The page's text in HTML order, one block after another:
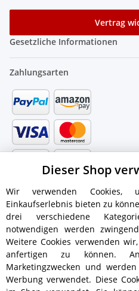
Vertrag
Gesetzliche Informationen
Zahlungsarten
Versandinformationen
Dieser Shop
Wir verwenden
Einkaufserlebnis bieten zu
drei verschiedene
notwendigen werden
Weitere Cookies verwenden
anfertigen zu können.
Marketingzwecken und
Werbung verwendet. Diese